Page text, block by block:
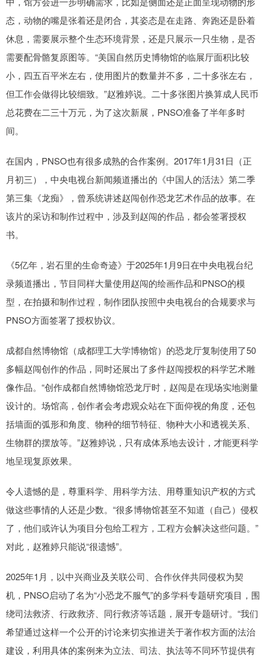
态，动物的嘴是张着还是闭合，其姿态是在走路、奔跑还是卧着
休息，需要展示整个生态环境背景，还是只展示一只生物，是否
需要配骨骼复原图等。“美国自然历史博物馆的临展厅面积比较
小，四五百平米左右，使用图片的数量并不多，二十多张左右，
但工作会做得比较细致。”赵雅婷说。二十多张图片换算成人民币
总花费在二三十万元，为了这次新展，PNSO准备了半年多时
间。
在国内，PNSO也有很多成熟的合作案例。2017年1月31日（正
月初三），中央电视台新闻频道播出的《中国人的活法》第二季
第三集《龙痴》，曾系统讲述赵闯创作恐龙艺术作品的故事。在
该片的采访和制作过程中，涉及到赵闯的作品，都会签署授权
书。
《5亿年，岩石里的生命奇迹》于2025年1月9日在中央电视台纪
录频道播出，节目同样大量使用赵闯的绘画作品和PNSO的模
型，在拍摄和制作过程，制作团队按照中央电视台的合规要求与
PNSO方面签署了授权协议。
成都自然博物馆（成都理工大学博物馆）的恐龙厅复制使用了50
多幅赵闯创作的作品，同时还展出了多件赵闯授权的科学艺术雕
像作品。“创作成都自然博物馆恐龙厅时，赵闯是在现场实地测量
设计的。场馆高，创作者会考虑观众站在下面仰视的角度，还包
括墙面的弧形和角度、物种的细节特征、物种大小和透视关系、
生物群的摆放等。”赵雅婷说，只有成体系地去设计，才能更科学
地呈现复原效果。
令人遗憾的是，尊重科学、用科学方法、用尊重知识产权的方式
做这些事情的人还是少数。“很多博物馆甚至不知道（自己）侵权
了，他们或许认为项目分包给工程方，工程方会解决这些问题。”
对此，赵雅婷只能说“很遗憾”。
2025年1月，以中兴商业及关联公司、合作伙伴共同侵权为契
机，PNSO启动了名为“小恐龙不服气”的多学科专题研究项目，围
绕司法救济、行政救济、同行救济等话题，展开专题研讨。“我们
希望通过这样一个公开的讨论来切实推进关于著作权方面的法治
建设，利用具体的案例来为立法、司法、执法等不同环节提供有